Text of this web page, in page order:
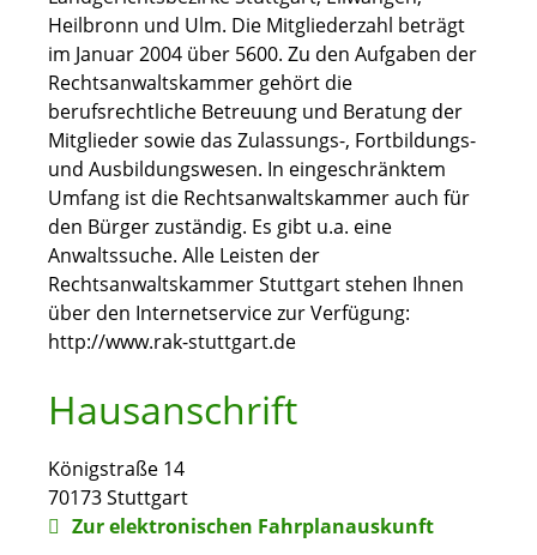
Heilbronn und Ulm. Die Mitgliederzahl beträgt
im Januar 2004 über 5600. Zu den Aufgaben der
Rechtsanwaltskammer gehört die
berufsrechtliche Betreuung und Beratung der
Mitglieder sowie das Zulassungs-, Fortbildungs-
und Ausbildungswesen. In eingeschränktem
Umfang ist die Rechtsanwaltskammer auch für
den Bürger zuständig. Es gibt u.a. eine
Anwaltssuche. Alle Leisten der
Rechtsanwaltskammer Stuttgart stehen Ihnen
über den Internetservice zur Verfügung:
http://www.rak-stuttgart.de
Hausanschrift
Königstraße 14
70173Stuttgart
Zur elektronischen Fahrplanauskunft